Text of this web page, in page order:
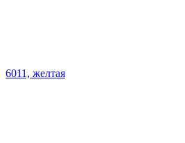
6011, желтая